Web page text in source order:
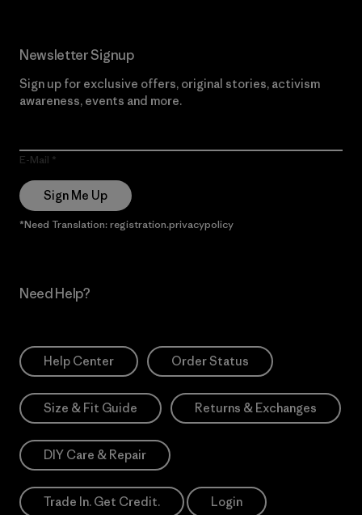
Newsletter Signup
Sign up for exclusive offers, original stories, activism
awareness, events and more.
E-Mail
Sign Me Up
*Need Translation: registration.privacypolicy
Need Help?
Help Center Order Status
Size & Fit Guide Returns & Exchanges
DIY Care & Repair
Trade In. Get Credit. Login